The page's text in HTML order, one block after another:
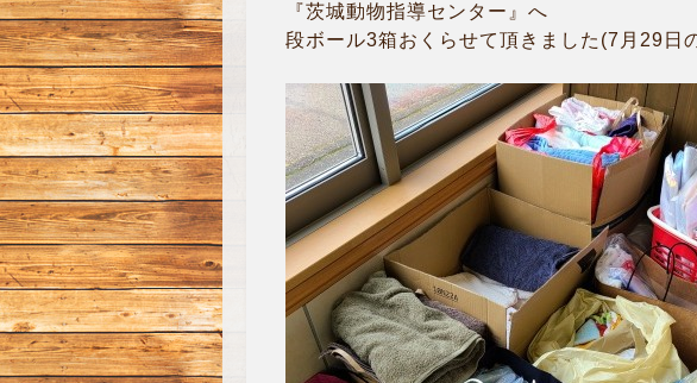
『茨城動物指導センター』へ
段ボール3箱おくらせて頂きました(7月29日